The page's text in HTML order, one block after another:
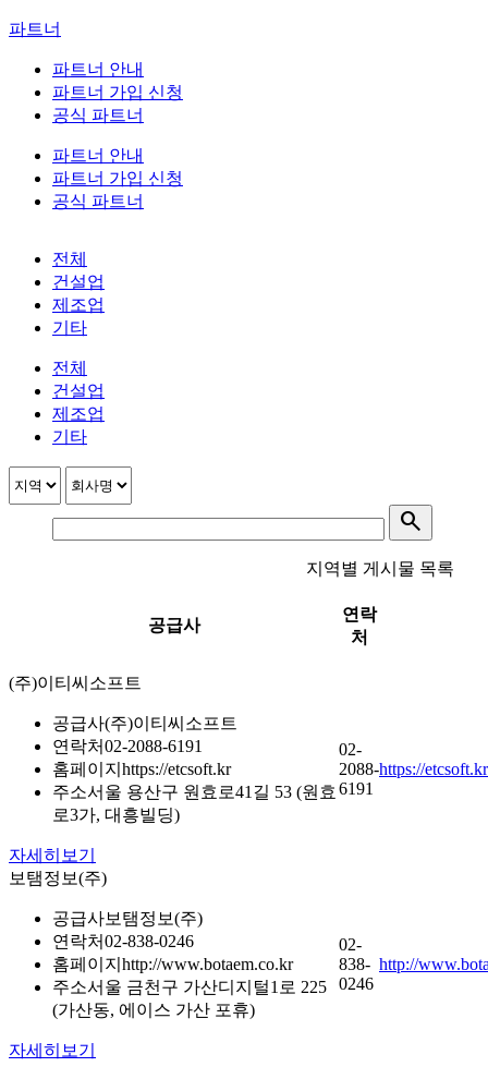
파트너
파트너 안내
파트너 가입 신청
공식 파트너
파트너 안내
파트너 가입 신청
공식 파트너
전체
건설업
제조업
기타
전체
건설업
제조업
기타
search
지역별 게시물 목록
공급사
연락
처
(주)이티씨소프트
공급사(주)이티씨소프트
연락처02-2088-6191
홈페이지 https://etcsoft.kr
주소서울 용산구 원효로41길 53 (원효
로3가, 대흥빌딩)
자세히보기
02-
2088-
6191
https://etcsoft.kr
보탬정보(주)
공급사보탬정보(주)
연락처02-838-0246
홈페이지 http://www.botaem.co.kr
주소서울 금천구 가산디지털1로 225
(가산동, 에이스 가산 포휴)
자세히보기
02-
838-
0246
http://